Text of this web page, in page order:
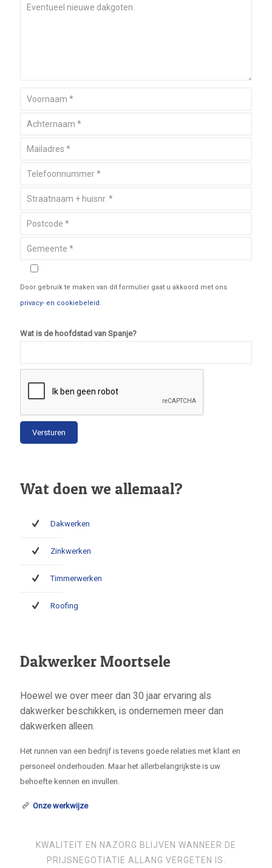
Door gebruik te maken van dit formulier gaat u akkoord met ons
privacy- en cookiebeleid.
Wat is de hoofdstad van Spanje?
Wat doen we allemaal?
Dakwerken
Zinkwerken
Timmerwerken
Roofing
Dakwerker Moortsele
Hoewel we over meer dan 30 jaar ervaring als
dakwerker beschikken, is ondernemen meer dan
dakwerken alleen.
Het runnen van een bedrijf is tevens goede relaties met klant en
personeel onderhouden. Maar het allerbelangrijkste is uw
behoefte kennen en invullen.
Onze werkwijze
KWALITEIT EN NAZORG BLIJVEN WANNEER DE
PRIJSNEGOTIATIE ALLANG VERGETEN IS.